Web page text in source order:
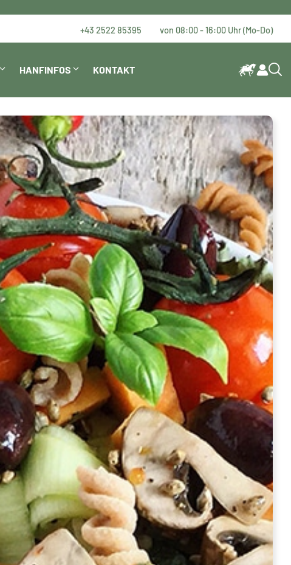
+43 2522 85395 von 08:00 - 16:00 Uhr (Mo-Do)
HANFINFOS KONTAKT